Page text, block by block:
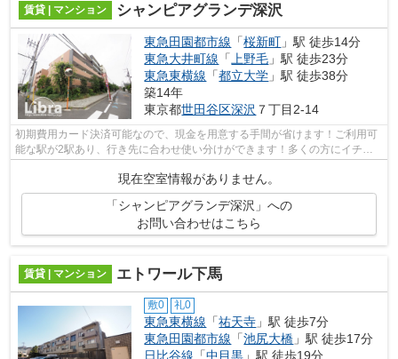
賃貸 | マンション シャンピアグランデ深沢
東急田園都市線 「桜新町 」駅 徒歩14分
東急大井町線 「 上野毛 」駅 徒歩23分
東急東横線 「都立大学 」駅 徒歩38分
築14年
東京都世田谷区深沢 ７丁目2-14
初期費用カード決済可能なので、現金を用意する手間が省けます！ご利用可
能な駅が2駅あり、行き先に合わせ使い分けができます！多くの方にイチオ
シのエレベーター付き物件はこちらです...
現在空室情報がありません。
「シャンピアグランデ深沢」への
お問い合わせはこちら
賃貸 | マンション エトワール下馬
敷0 礼0
東急東横線 「祐天寺 」駅 徒歩7分
東急田園都市線 「池尻大橋 」駅 徒歩17分
日比谷線 「中目黒 」駅 徒歩19分